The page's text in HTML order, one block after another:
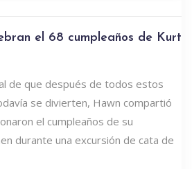
el 68 cumpleaños de Kurt
de que después de todos estos
se divierten, Hawn compartió
el cumpleaños de su
durante una excursión de cata de